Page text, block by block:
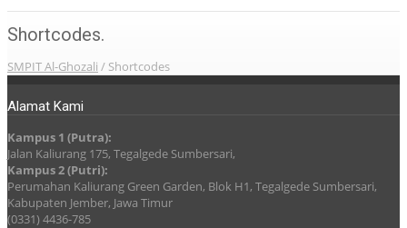
Shortcodes.
SMPIT Al-Ghozali / Shortcodes
Alamat Kami
Kampus 1 (Putra):
Jalan Kaliurang 175, Tegalgede Sumbersari,
Kampus 2 (Putri):
Perumahan Kaliurang Green Garden, Blok H1, Tegalgede Sumbersari,
Kabupaten Jember, Jawa Timur
(0331) 4436-785